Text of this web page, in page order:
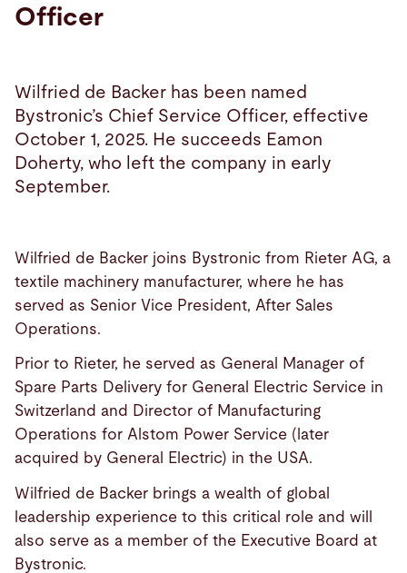
Officer
Wilfried de Backer has been named
Bystronic’s Chief Service Officer, effective
October 1, 2025. He succeeds Eamon
Doherty, who left the company in early
September.
Wilfried de Backer joins Bystronic from Rieter AG, a
textile machinery manufacturer, where he has
served as Senior Vice President, After Sales
Operations.
Prior to Rieter, he served as General Manager of
Spare Parts Delivery for General Electric Service in
Switzerland and Director of Manufacturing
Operations for Alstom Power Service (later
acquired by General Electric) in the USA.
Wilfried de Backer brings a wealth of global
leadership experience to this critical role and will
also serve as a member of the Executive Board at
Bystronic.